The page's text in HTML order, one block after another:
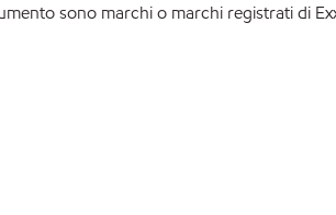
sono marchi o marchi registrati di